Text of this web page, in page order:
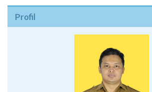
Profil